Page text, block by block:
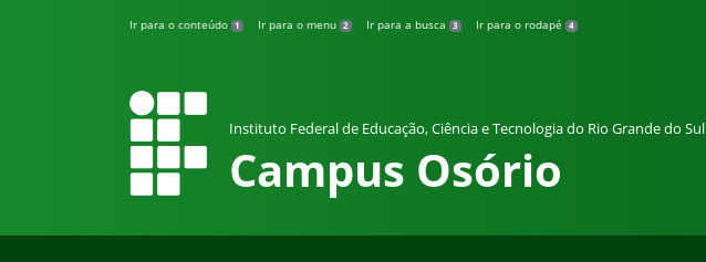
Ir para o conteúdo 1 Ir para o menu 2 Ir para a busca 3 Ir para o rodapé 4
Instituto Federal de Educação, Ciência e Tecnologia do Rio Grande do Sul
Campus Osório